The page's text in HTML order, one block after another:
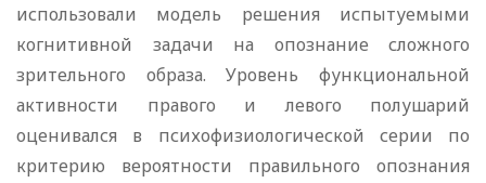
использовали модель решения испытуемыми
когнитивной задачи на опознание сложного
зрительного образа. Уровень функциональной
активности правого и левого полушарий
оценивался в психофизиологической серии по
критерию вероятности правильного опознания